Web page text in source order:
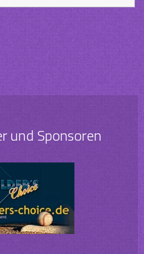
und Sponsoren